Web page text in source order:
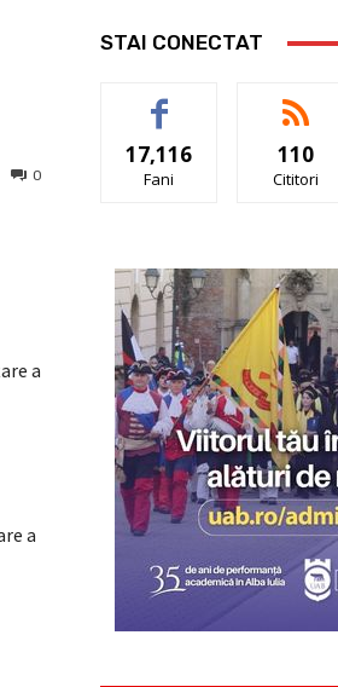
0
a
a
STAI CONECTAT
17,116
Fani
110
Cititori